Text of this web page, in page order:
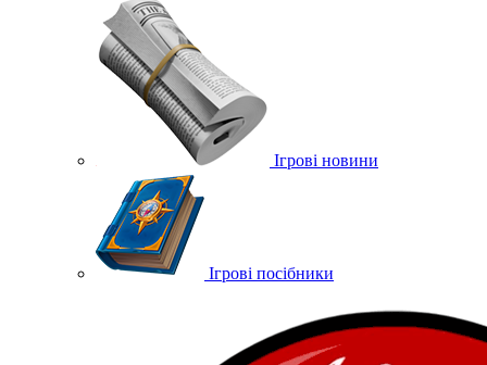
Ігрові новини
Ігрові посібники